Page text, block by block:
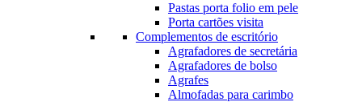
Pastas porta folio em pele
Porta cartões visita
Complementos de escritório
Agrafadores de secretária
Agrafadores de bolso
Agrafes
Almofadas para carimbo